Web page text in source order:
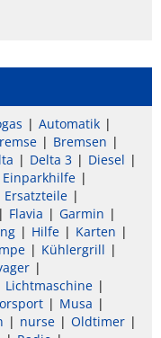
Automatik
Bremsen
Delta 3
Diesel
Einparkhilfe
Ersatzteile
Flavia
Garmin
Hilfe
Karten
Kühlergrill
Lichtmaschine
Musa
nurse
Oldtimer